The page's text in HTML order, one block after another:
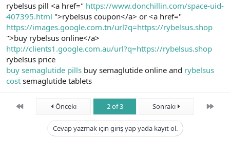
rybelsus pill <a href=" https://www.donchillin.com/space-uid-
407395.html ">rybelsus coupon</a> or <a href="
https://images.google.com.tn/url?q=https://rybelsus.shop
">buy rybelsus online</a>
http://clients1.google.com.au/url?q=https://rybelsus.shop
rybelsus price
buy semaglutide pills buy semaglutide online and rybelsus
cost semaglutide tablets
First Önceki 2 of 3 Sonraki Son
Cevap yazmak için giriş yap yada kayıt ol.